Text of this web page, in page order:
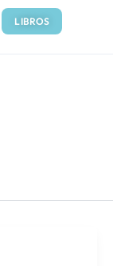
LIBROS